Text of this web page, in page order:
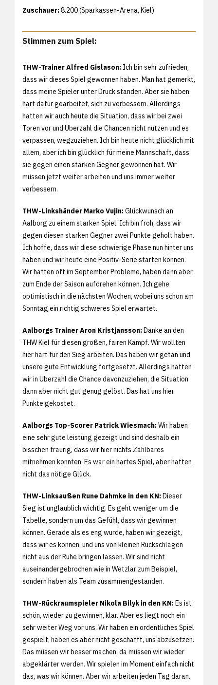
Zuschauer:8.200 (Sparkassen-Arena, Kiel)
Stimmen zum Spiel:
THW-Trainer Alfred Gislason: Ich bin sehr zufrieden,
dass wir dieses Spiel gewonnen haben. Man hat gemerkt,
dass meine Spieler unter Druck standen. Aber sie haben
hart dafür gearbeitet, sich zu verbessern. Allerdings
hatten wir auch heute die Situation, dass wir bei zwei
Toren vor und Überzahl die Chancen nicht nutzen und es
verpassen, wegzuziehen. Ich bin heute nicht glücklich mit
allem, aber ich bin glücklich für meine Mannschaft, dass
sie gegen einen starken Gegner gewonnen hat. Wir
müssen jetzt weiter arbeiten und uns immer weiter
verbessern.
THW-Linkshänder Marko Vujin:Glückwunsch an
Aalborg zu einem starken Spiel. Ich bin froh, dass wir
gegen diesen starken Gegner zwei Punkte geholt haben.
Ich hoffe, dass wir diese schwierige Phase nun hinter uns
haben und wir heute eine Positiv-Serie starten können.
Wir hatten oft im September Probleme, haben dann aber
zum Ende der Saison aufdrehen können. Ich gehe
optimistisch in die nächsten Wochen, wobei uns schon am
Sonntag ein richtig schweres Spiel erwartet.
Aalborgs Trainer Aron Kristjansson:Danke an den
THW Kiel für diesen großen, fairen Kampf. Wir wollten
hier hart für den Sieg arbeiten. Das haben wir getan und
unsere gute Entwicklung fortgesetzt. Allerdings hatten
wir in Überzahl die Chance davonzuziehen, die Situation
dann aber nicht gut genug gelöst. Das hat uns hier
Punkte gekostet.
Aalborgs Top-Scorer Patrick Wiesmach:Wir haben
eine sehr gute leistung gezeigt und sind deshalb ein
bisschen traurig, dass wir hier nichts Zählbares
mitnehmen konnten. Es war ein hartes Spiel, aber hatten
nicht das nötige Glück.
THW-Linksaußen Rune Dahmke in den KN:Dieser
Sieg ist unglaublich wichtig. Es geht weniger um die
Tabelle, sondern um das Gefühl, dass wir gewinnen
können. Gerade als es eng wurde, haben wir gezeigt,
dass wir es können, und uns von kleinen Rückschlägen
nicht aus der Ruhe bringen lassen. Wir sind nicht
auseinandergebrochen wie in Wetzlar zum Beispiel,
sondern haben als Team zusammengestanden.
THW-Rückraumspieler Nikola Bilyk in den KN:Es ist
schön, wieder zu gewinnen, klar. Aber es liegt noch ein
sehr weiter Weg vor uns. Wir haben ein ordentliches Spiel
gespielt, haben es aber nicht geschafft, uns abzusetzen.
Das müssen wir besser machen, da müssen wir wieder
abgeklärter werden. Wir spielen im Moment einfach nicht
das, was wir können. Aber wir arbeiten jeden Tag daran.